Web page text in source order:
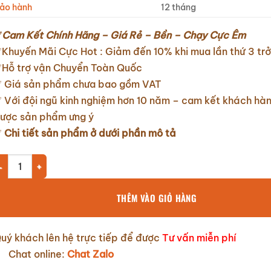
hành
12 tháng
Cam Kết Chính Hãng – Giá Rẻ – Bền – Chạy Cực Êm
Mãi Cực Hot : Giảm đến 10% khi mua lần thứ 3
trợ vận Chuyển Toàn Quốc
Giá sản phẩm chưa bao gồm VAT
Với đội ngũ kinh nghiệm hơn 10 năm – cam kết khách
sản phẩm ưng ý
Chi tiết sản phẩm ở dưới phần mô tả
chìm giếng khoan Peroni Model 4PRm8/11 1.5Kw số lượng
THÊM VÀO GIỎ HÀNG
khách lên hệ trực tiếp để đượcTư vấn miễn phí
Chat online: Chat Zalo